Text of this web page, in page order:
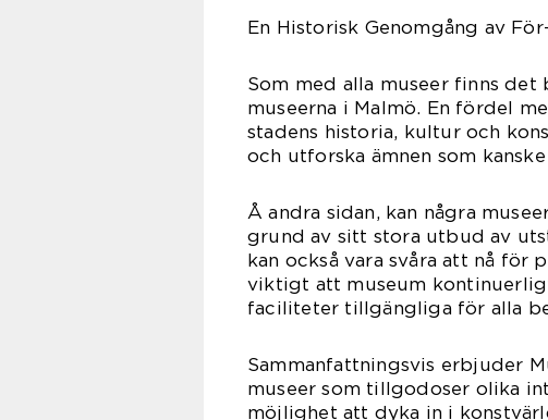
En Historisk Genomgång av
Som med alla museer finns
museerna i Malmö. En fördel
stadens historia, kultur och
och utforska ämnen som
Å andra sidan, kan några
grund av sitt stora utbud av
kan också vara svåra att nå för
viktigt att museum
faciliteter tillgängliga för alla
Sammanfattningsvis erbjuder
museer som tillgodoser olika
möjlighet att dyka in i